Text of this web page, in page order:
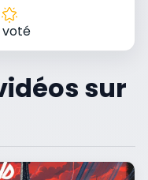
voté
sur